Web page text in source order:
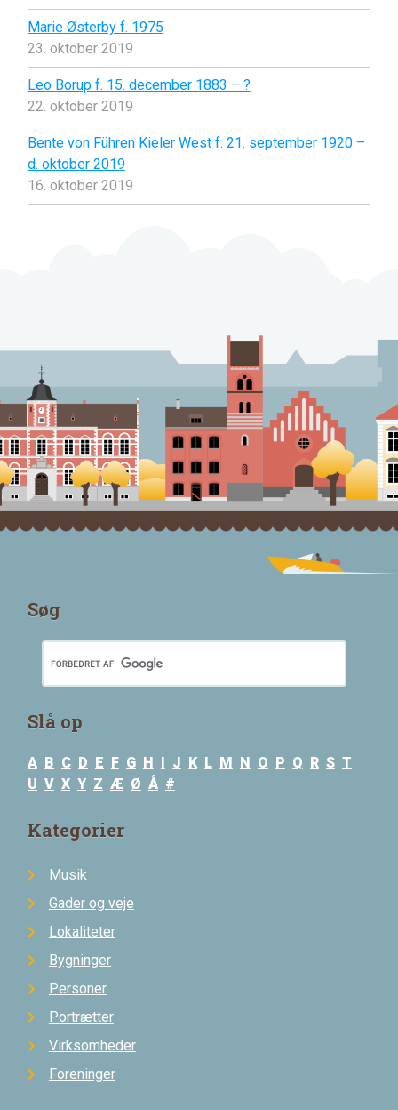
Marie Østerby f. 1975
23. oktober 2019
Leo Borup f. 15. december 1883 – ?
22. oktober 2019
Bente von Führen Kieler West f. 21. september 1920 –
d. oktober 2019
16. oktober 2019
Søg
Slå op
A B C D E F G H I J K L M N O P Q R S T
U V X Y Z Æ Ø Å #
Kategorier
Musik
Gader og veje
Lokaliteter
Bygninger
Personer
Portrætter
Virksomheder
Foreninger